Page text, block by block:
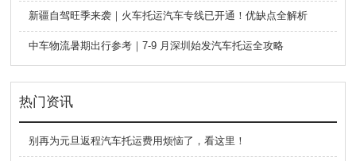
新疆自驾旺季来袭｜火车托运汽车专线已开通！优缺点全解析
中车物流暑期出行参考｜7-9 月深圳始发汽车托运全攻略
热门资讯
别再为元旦返程汽车托运费用烦恼了，看这里！